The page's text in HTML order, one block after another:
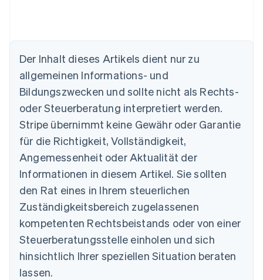
Der Inhalt dieses Artikels dient nur zu
allgemeinen Informations- und
Bildungszwecken und sollte nicht als Rechts-
oder Steuerberatung interpretiert werden.
Stripe übernimmt keine Gewähr oder Garantie
für die Richtigkeit, Vollständigkeit,
Angemessenheit oder Aktualität der
Informationen in diesem Artikel. Sie sollten
den Rat eines in Ihrem steuerlichen
Zuständigkeitsbereich zugelassenen
kompetenten Rechtsbeistands oder von einer
Steuerberatungsstelle einholen und sich
hinsichtlich Ihrer speziellen Situation beraten
lassen.
Australien
English
Nederlands FrançaisDeutschEnglish
Brasilien
English
Bulgarien
English
Dänemark
Deutschland
DeutschEnglish
Estland
English
Festlandchina
简体中文